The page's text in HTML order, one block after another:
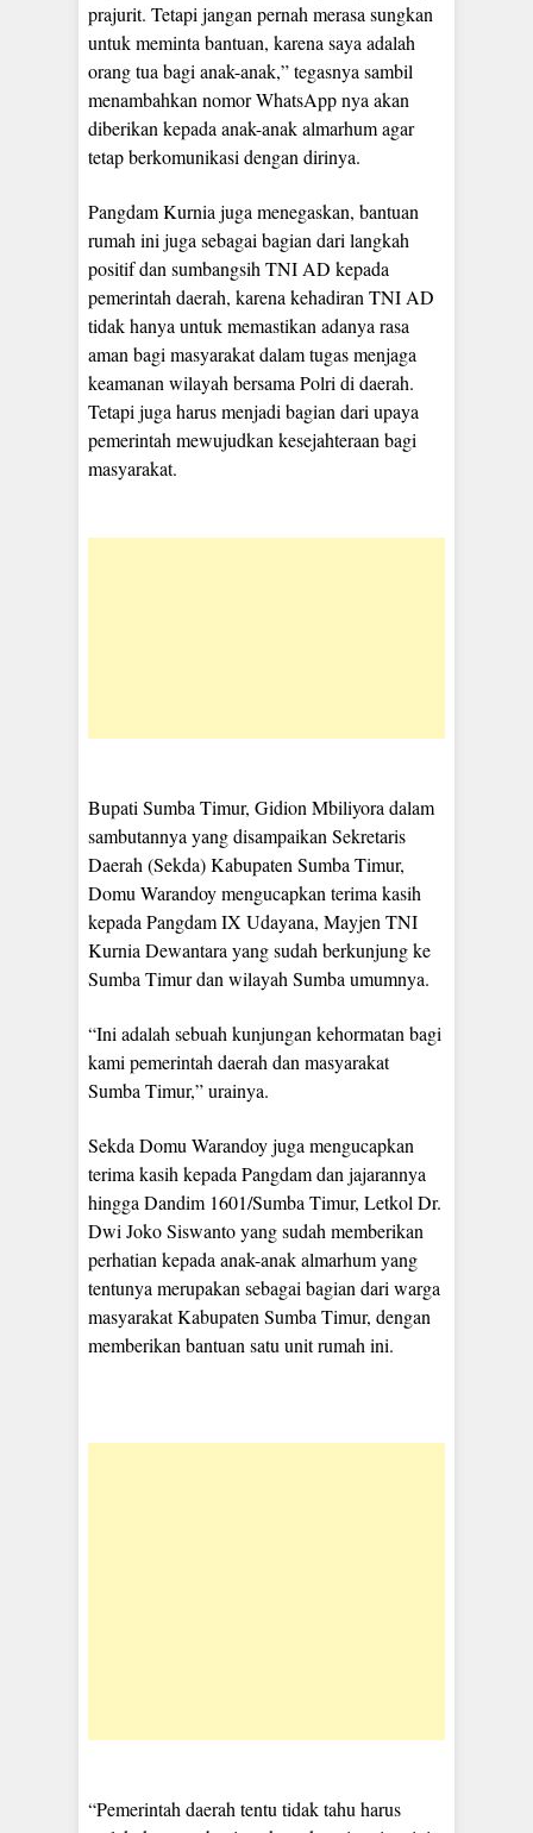
prajurit. Tetapi jangan pernah merasa sungkan
untuk meminta bantuan, karena saya adalah
orang tua bagi anak-anak,” tegasnya sambil
menambahkan nomor WhatsApp nya akan
diberikan kepada anak-anak almarhum agar
tetap berkomunikasi dengan dirinya.
Pangdam Kurnia juga menegaskan, bantuan
rumah ini juga sebagai bagian dari langkah
positif dan sumbangsih TNI AD kepada
pemerintah daerah, karena kehadiran TNI AD
tidak hanya untuk memastikan adanya rasa
aman bagi masyarakat dalam tugas menjaga
keamanan wilayah bersama Polri di daerah.
Tetapi juga harus menjadi bagian dari upaya
pemerintah mewujudkan kesejahteraan bagi
masyarakat.
Bupati Sumba Timur, Gidion Mbiliyora dalam
sambutannya yang disampaikan Sekretaris
Daerah (Sekda) Kabupaten Sumba Timur,
Domu Warandoy mengucapkan terima kasih
kepada Pangdam IX Udayana, Mayjen TNI
Kurnia Dewantara yang sudah berkunjung ke
Sumba Timur dan wilayah Sumba umumnya.
“Ini adalah sebuah kunjungan kehormatan bagi
kami pemerintah daerah dan masyarakat
Sumba Timur,” urainya.
Sekda Domu Warandoy juga mengucapkan
terima kasih kepada Pangdam dan jajarannya
hingga Dandim 1601/Sumba Timur, Letkol Dr.
Dwi Joko Siswanto yang sudah memberikan
perhatian kepada anak-anak almarhum yang
tentunya merupakan sebagai bagian dari warga
masyarakat Kabupaten Sumba Timur, dengan
memberikan bantuan satu unit rumah ini.
“Pemerintah daerah tentu tidak tahu harus